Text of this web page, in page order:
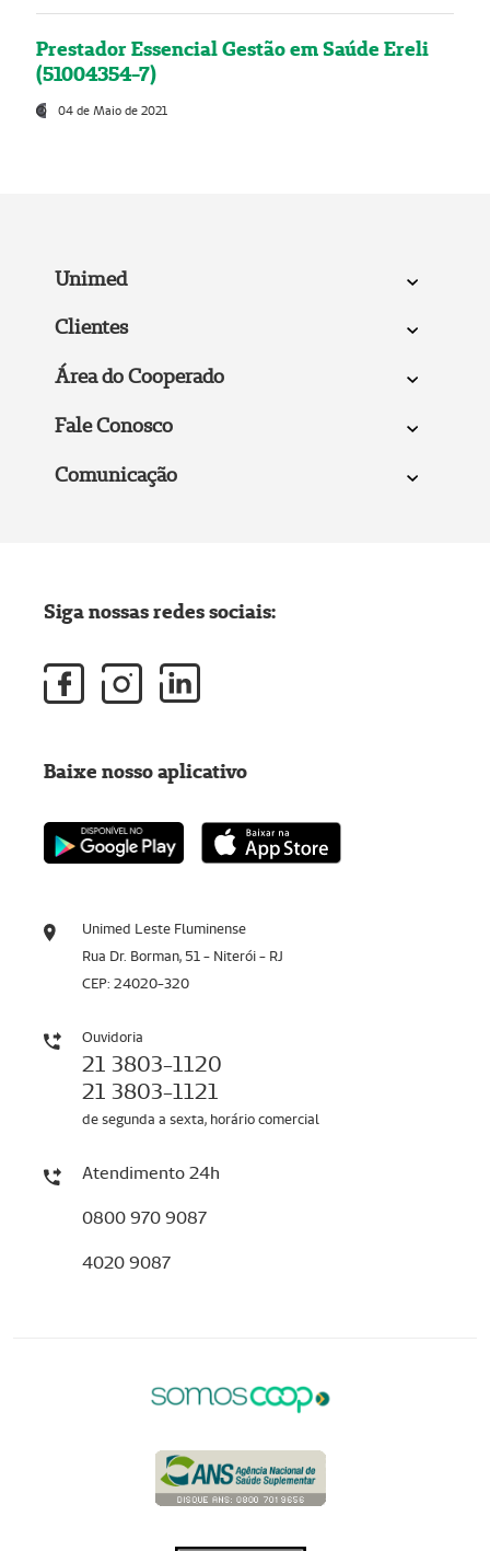
Prestador Essencial Gestão em Saúde Ereli
(51004354-7)
04 de Maio de 2021
Unimed
Clientes
Área do Cooperado
Fale Conosco
Comunicação
Unimed Leste Fluminense
Rua Dr. Borman, 51 - Niterói - RJ
CEP: 24020-320
Ouvidoria
21 3803-1120
21 3803-1121
de segunda a sexta, horário comercial
Atendimento 24h
0800 970 9087
4020 9087
Siga nossas redes sociais:
Baixe nosso aplicativo